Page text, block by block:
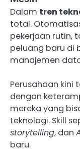
Dalam tren
total.
pekerjaan rutin,
peluang baru di
manajemen
Perusahaan kini
dengan
mereka yang
teknologi. Skill
storytelling, dan
baru.